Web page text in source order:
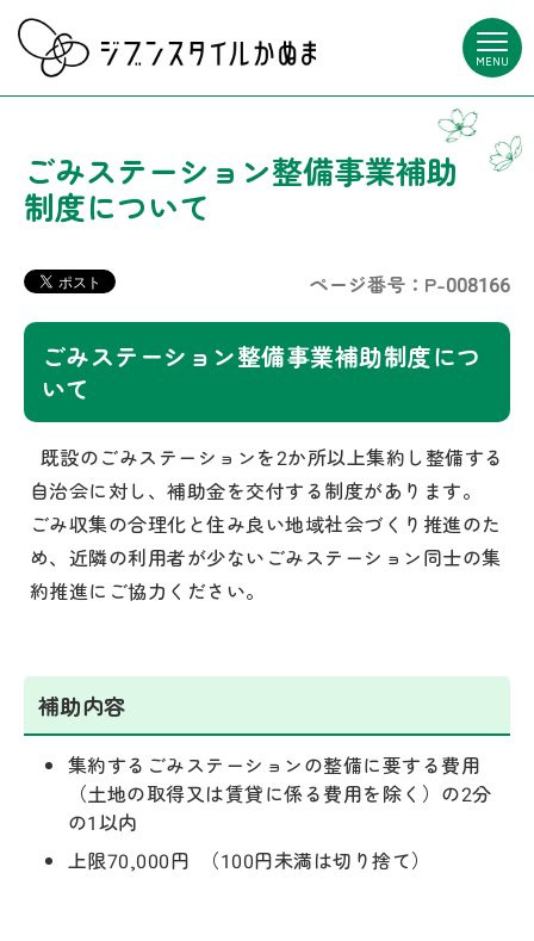
MENU
ごみステーション整備事業補助
制度について
ページ番号：P-008166
ごみステーション整備事業補助制度につ
いて
既設のごみステーションを2か所以上集約し整備する
自治会に対し、補助金を交付する制度があります。
ごみ収集の合理化と住み良い地域社会づくり推進のた
め、近隣の利用者が少ないごみステーション同士の集
約推進にご協力ください。
補助内容
集約するごみステーションの整備に要する費用
（土地の取得又は賃貸に係る費用を除く）の2分
の1以内
上限70,000円
（100円未満は切り捨て）